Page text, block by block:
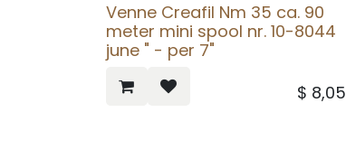
Venne Creafil Nm 35 ca. 90
meter mini spool nr. 10-8044
june " - per 7"
$ 8,05